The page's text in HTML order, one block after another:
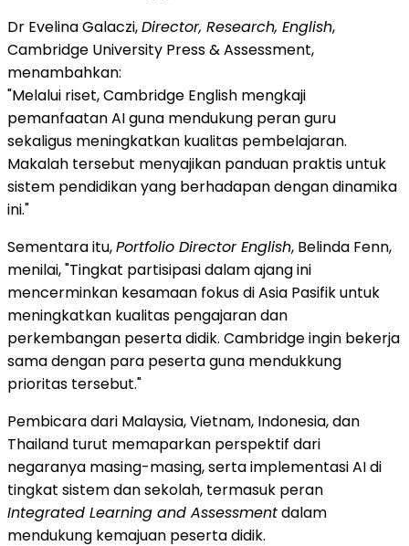
Dr Evelina Galaczi,Director, Research, English,
Cambridge University Press & Assessment,
menambahkan:
"Melalui riset, Cambridge English mengkaji
pemanfaatan AI guna mendukung peran guru
sekaligus meningkatkan kualitas pembelajaran.
Makalah tersebut menyajikan panduan praktis untuk
sistem pendidikan yang berhadapan dengan dinamika
ini."
Sementara itu,Portfolio Director English, Belinda Fenn,
menilai, "Tingkat partisipasi dalam ajang ini
mencerminkan kesamaan fokus di Asia Pasifik untuk
meningkatkan kualitas pengajaran dan
perkembangan peserta didik. Cambridge ingin bekerja
sama dengan para peserta guna mendukkung
prioritas tersebut."
Pembicara dari Malaysia, Vietnam, Indonesia, dan
Thailand turut memaparkan perspektif dari
negaranya masing-masing, serta implementasi AI di
tingkat sistem dan sekolah, termasuk peran
Integrated Learning and Assessmentdalam
mendukung kemajuan peserta didik.